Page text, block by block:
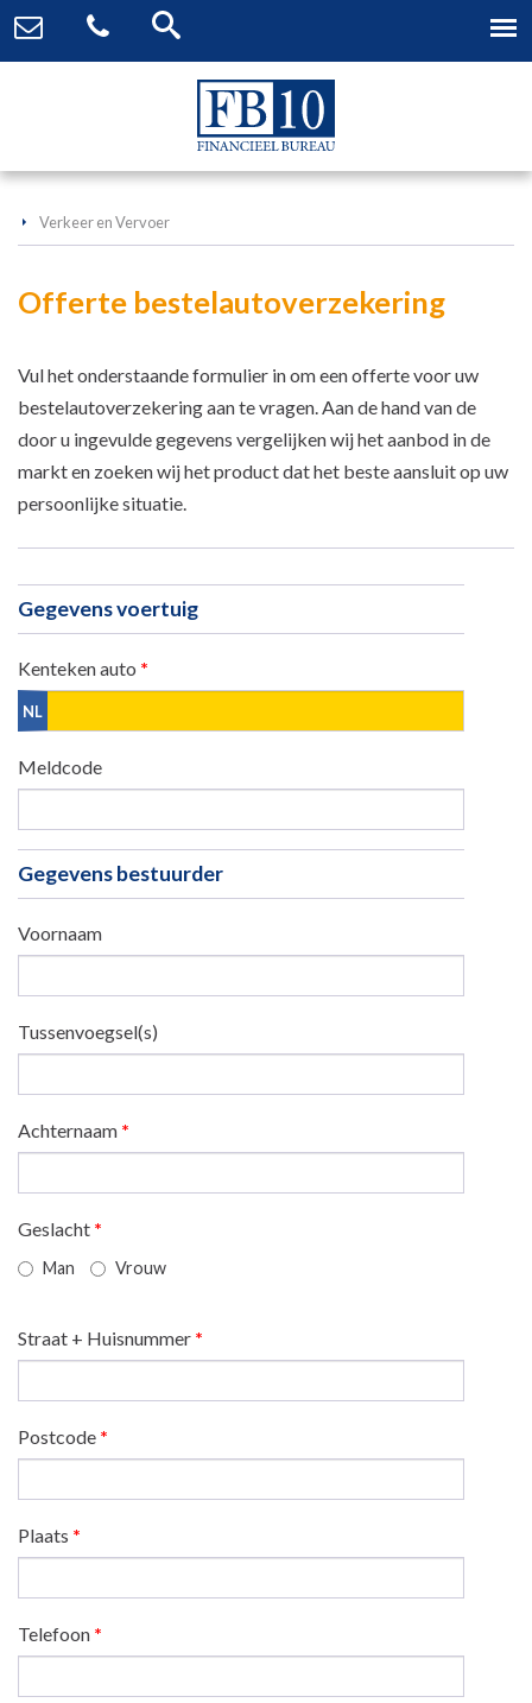
Verkeer en Vervoer
Offerte bestelautoverzekering
Vul het onderstaande formulier in om een offerte voor uw
bestelautoverzekering aan te vragen. Aan de hand van de
door u ingevulde gegevens vergelijken wij het aanbod in de
markt en zoeken wij het product dat het beste aansluit op uw
persoonlijke situatie.
Gegevens voertuig
Kenteken auto *
Meldcode
Gegevens bestuurder
Voornaam
Tussenvoegsel(s)
Achternaam *
Geslacht *
Man Vrouw
Straat + Huisnummer *
Postcode *
Plaats *
Telefoon *